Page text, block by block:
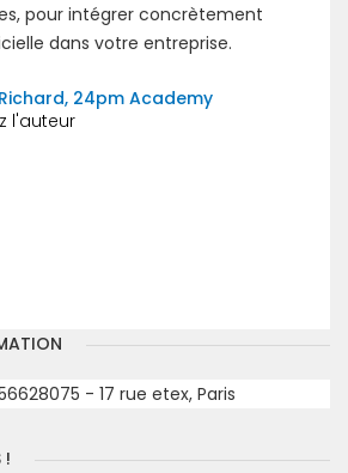
pour intégrer concrètement
dans votre entreprise.
24pm Academy
- 17 rue etex, Paris
!